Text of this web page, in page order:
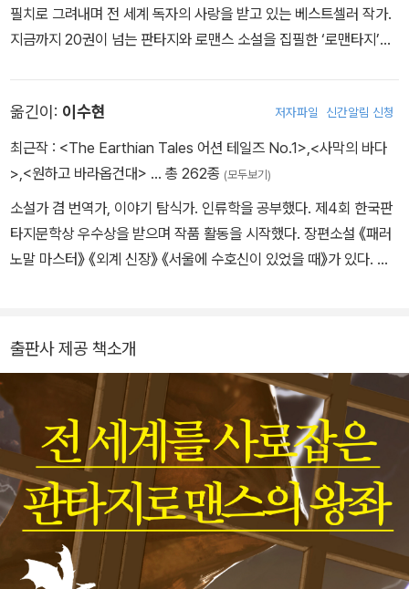
필치로 그려내며 전 세계 독자의 사랑을 받고 있는 베스트셀러 작가.
지금까지 20권이 넘는 판타지와 로맨스 소설을 집필한 ‘로맨타지’의
는 새로운 판타지”라는 극찬을 받으며 출간 즉시 미국, 영국, 독일, 호
주에서 1위를 차지했다. 2023년 아마존 ‘올해의 책’ 선정에 이어 집
필 완료 전 영상화 확정, 오더블·애플·구글플레이·틱톡 ‘2023년 올해
er 상(올해 가장 재미있는 책) 수상, 43개국 출간 계약 등 전무후무한
기록을 세우며 판타지 소설계의 ‘새 왕좌’로 자리매김했다. 엠피리언
시리즈의 후속작 《아이언 플레임》, 《오닉스 스톰》은 출간 전 예약 판
내딸을 입양한 뒤 2019년 남편과 설립한 비영리단체 ‘원 옥토버’를
통해 위탁 아이들을 돕고 있다. RebeccaYarros.com
옮긴이: 이수현 저자파일 신간알림 신청
최근작 : <The Earthian Tales 어션 테일즈 No.1> <사막의 바다
> <원하고 바라옵건대> … 총 262종 (모두보기)
소설가 겸 번역가, 이야기 탐식가. 인류학을 공부했다. 제4회 한국판
타지문학상 우수상을 받으며 작품 활동을 시작했다. 장편소설 《패러
노말 마스터》 《외계 신장》 《서울에 수호신이 있었을 때》가 있다. 닐
출판사 제공 책소개